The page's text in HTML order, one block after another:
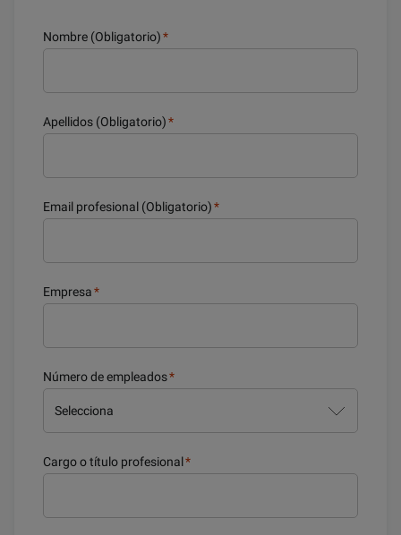
Nombre (Obligatorio)*
Apellidos (Obligatorio)*
Email profesional (Obligatorio)*
Empresa*
Número de empleados*
Cargo o título profesional*